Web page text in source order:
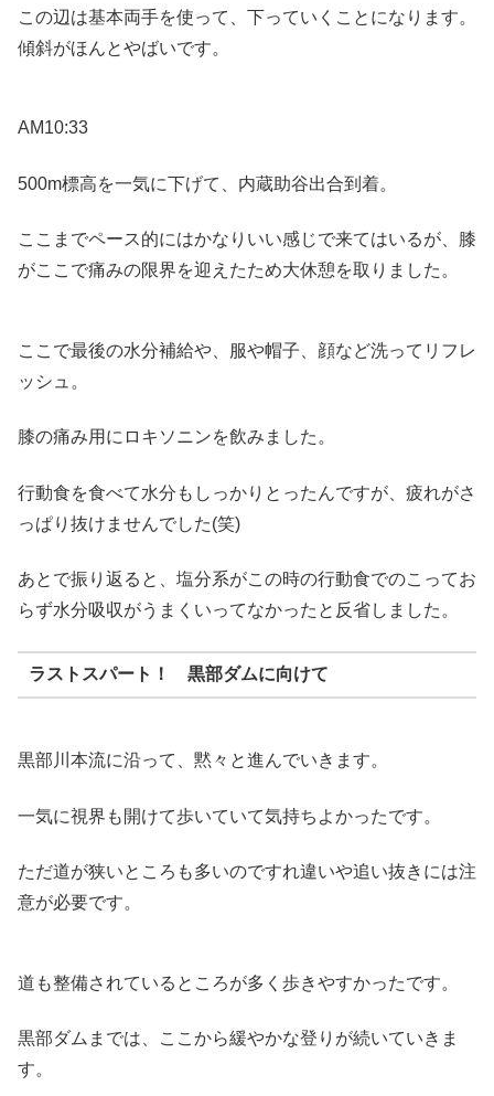
この辺は基本両手を使って、下っていくことになります。
傾斜がほんとやばいです。
AM10:33
500m標高を一気に下げて、内蔵助谷出合到着。
ここまでペース的にはかなりいい感じで来てはいるが、膝
がここで痛みの限界を迎えたため大休憩を取りました。
ここで最後の水分補給や、服や帽子、顔など洗ってリフレ
ッシュ。
膝の痛み用にロキソニンを飲みました。
行動食を食べて水分もしっかりとったんですが、疲れがさ
っぱり抜けませんでした(笑)
あとで振り返ると、塩分系がこの時の行動食でのこってお
らず水分吸収がうまくいってなかったと反省しました。
ラストスパート！ 黒部ダムに向けて
黒部川本流に沿って、黙々と進んでいきます。
一気に視界も開けて歩いていて気持ちよかったです。
ただ道が狭いところも多いのですれ違いや追い抜きには注
意が必要です。
道も整備されているところが多く歩きやすかったです。
黒部ダムまでは、ここから緩やかな登りが続いていきま
す。